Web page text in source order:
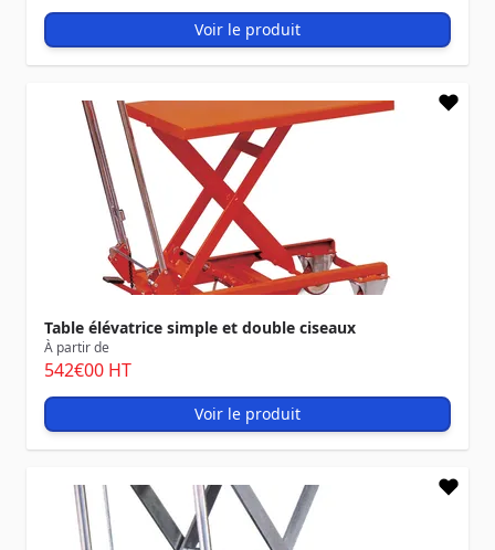
Voir le produit
Table élévatrice simple et double ciseaux
À partir de
542€00 HT
Voir le produit